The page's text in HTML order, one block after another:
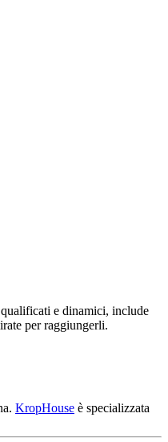
e dinamici, include
per raggiungerli.
KropHouse è specializzata